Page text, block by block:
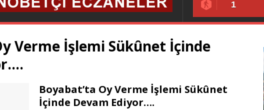
1
Verme İşlemi Sükûnet İçinde
Boyabat’ta Oy Verme İşlemi Sükûnet
İçinde Devam Ediyor….